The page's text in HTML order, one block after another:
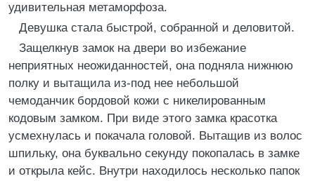
удивительная метаморфоза.
Девушка стала быстрой, собранной и деловитой.
Защелкнув замок на двери во избежание
неприятных неожиданностей, она подняла нижнюю
полку и вытащила из-под нее небольшой
чемоданчик бордовой кожи с никелированным
кодовым замком. При виде этого замка красотка
усмехнулась и покачала головой. Вытащив из волос
шпильку, она буквально секунду покопалась в замке
и открыла кейс. Внутри находилось несколько папок